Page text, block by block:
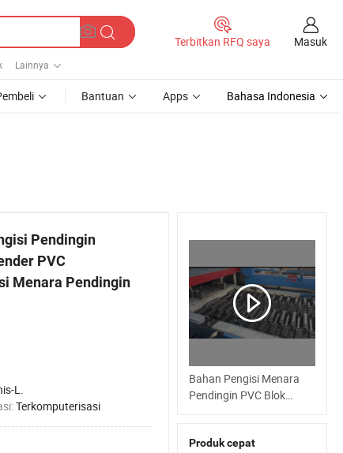
Lainnya
Terbitkan RFQ saya Masuk
Bantuan Apps Bahasa Indonesia
Pendingin
PVC
Menara Pendingin
L.
Terkomputerisasi
Bahan Pengisi Menara
Pendingin PVC Blok
Pengisi Pendingin
Material Permukaan
Bergelombang Mesin
Produk cepat